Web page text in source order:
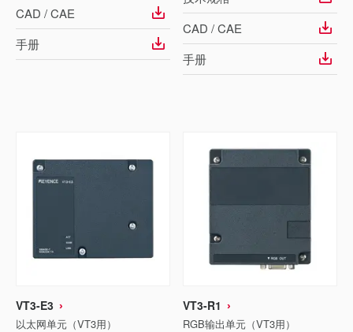
CAD / CAE
手册
CAD / CAE
手册
VT3-E3
以太网单元（VT3用）
VT3-R1
RGB输出单元（VT3用）